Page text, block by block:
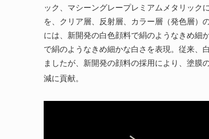
ック、マシーングレープレミアムメタリック
を、クリア層、反射層、カラー層（発色層）
には、新開発の白色顔料で絹のようなきめ細
で絹のようなきめ細かな白さを表現。従来、
ましたが、新開発の顔料の採用により、塗
減に貢献。